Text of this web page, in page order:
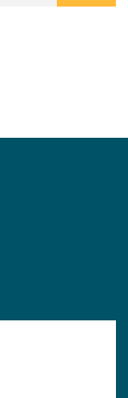
Contattaci!